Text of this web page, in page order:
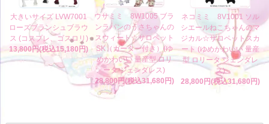
大きいサイズ LVW7001
ローズブランシュブラウ
ス (コスプレ、ゴスロリ)
13,800円(税込15,180円)
ウサミミ 8W1005 ブラ
ンラパンのうさちゃんの
スウィート☆サロペット
SK（ガーター付き）(ゆ
めかわいい 量産型 ロリ
ータ ジェンダレス)
28,800円(税込31,680円)
ネコミミ 8V1001 ソル
シエールねこちゃんのマ
ジカル☆サロペットスカ
ート (ゆめかわいい 量産
型 ロリータ ジェンダレ
ス)
28,800円(税込31,680円)